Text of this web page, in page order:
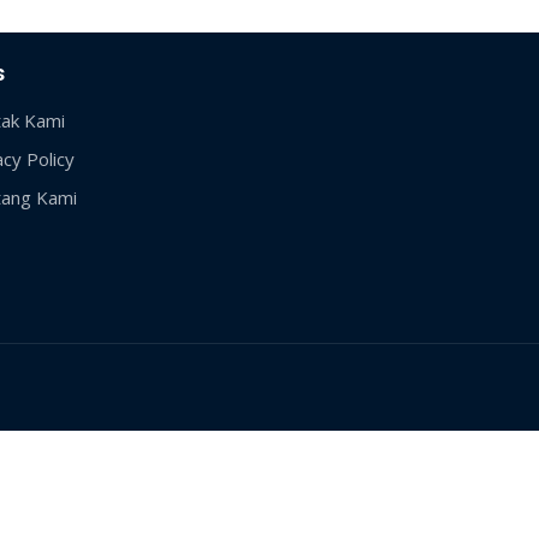
Kami
Policy
Kami